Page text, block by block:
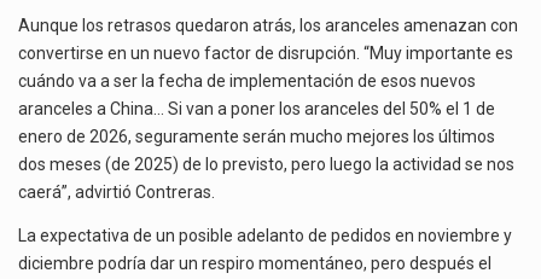
Aunque los retrasos quedaron atrás, los aranceles amenazan con
convertirse en un nuevo factor de disrupción. “Muy importante es
cuándo va a ser la fecha de implementación de esos nuevos
aranceles a China… Si van a poner los aranceles del 50% el 1 de
enero de 2026, seguramente serán mucho mejores los últimos
dos meses (de 2025) de lo previsto, pero luego la actividad se nos
caerá”, advirtió Contreras.
La expectativa de un posible adelanto de pedidos en noviembre y
diciembre podría dar un respiro momentáneo, pero después el